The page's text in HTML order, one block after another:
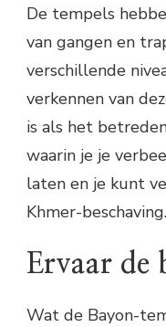
De tempels
van gangen en
verschillende
verkennen van
is als het
waarin je je
laten en je kunt
Khmer-beschaving.
Ervaar de
Wat de Bayon-